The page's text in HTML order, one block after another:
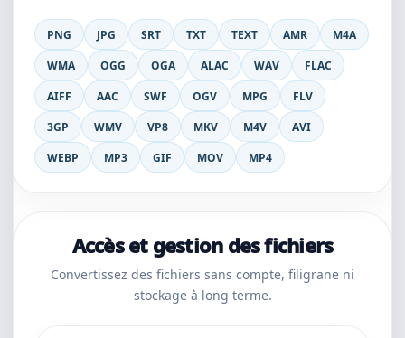
PNG JPG SRT TXT TEXT AMR
M4A
WMA
OGG OGA ALAC WAV
FLAC
AIFF
AAC SWF OGV MPG
FLV
3GP
WMV VP8 MKV M4V
AVI
WEBP
MP3 GIF MOV MP4
Accès et gestion des fichiers
Convertissez des fichiers sans compte, filigrane ni
stockage à long terme.